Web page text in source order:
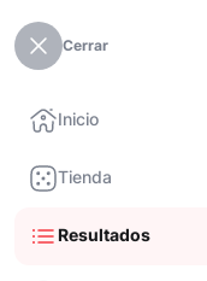
Cerrar
Inicio
Tienda
Resultados